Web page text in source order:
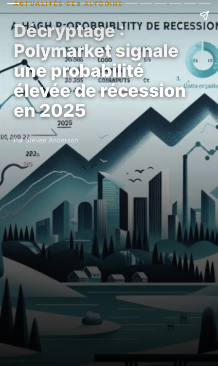
ACTUALITÉS DES ALTCOINS
Décryptage :
Polymarket signale
une probabilité
élevée de récession
en 2025
Par Steven Anderson